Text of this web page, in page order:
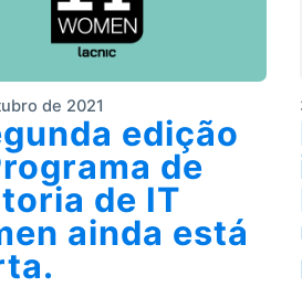
de 2021
edição
de
de IT
ainda está